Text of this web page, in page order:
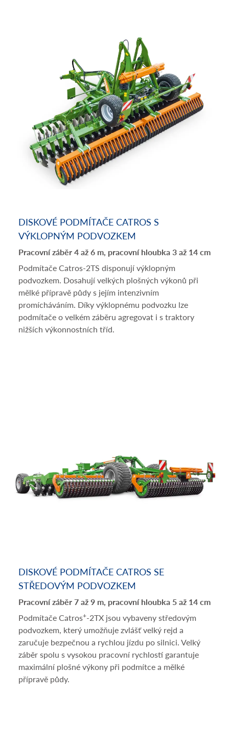
DISKOVÉ PODMÍTAČE CATROS S
VÝKLOPNÝM PODVOZKEM
Pracovní záběr 4 až 6 m, pracovní hloubka 3 až 14 cm
Podmítače Catros-2TS disponují výklopným
podvozkem. Dosahují velkých plošných výkonů při
mělké přípravě půdy s jejím intenzivním
promícháváním. Díky výklopnému podvozku lze
podmítače o velkém záběru agregovat i s traktory
nižších výkonnostních tříd.
DISKOVÉ PODMÍTAČE CATROS SE
STŘEDOVÝM PODVOZKEM
Pracovní záběr 7 až 9 m, pracovní hloubka 5 až 14 cm
Podmítače Catros+-2TX jsou vybaveny středovým
podvozkem, který umožňuje zvlášť velký rejd a
zaručuje bezpečnou a rychlou jízdu po silnici. Velký
záběr spolu s vysokou pracovní rychlostí garantuje
maximální plošné výkony při podmítce a mělké
přípravě půdy.